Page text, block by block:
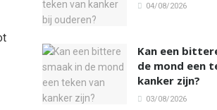
04/08/2026
Kan een
de mond een
kanker zijn?
03/08/2026